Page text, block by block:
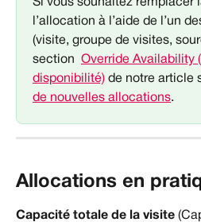
Si vous souhaitez remplacer
l’allocation à l’aide de l’un
(visite, groupe de visites,
section Override Availability
disponibilité) de notre article
de nouvelles allocations.
Allocations en
Capacité totale de la visite